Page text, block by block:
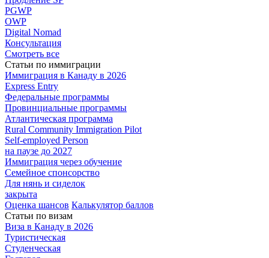
PGWP
OWP
Digital Nomad
Консультация
Смотреть все
Статьи по иммиграции
Иммиграция в Канаду в 2026
Express Entry
Федеральные программы
Провинциальные программы
Атлантическая программа
Rural Community Immigration Pilot
Self-employed Person
на паузе до 2027
Иммиграция через обучение
Семейное спонсорство
Для нянь и сиделок
закрыта
Оценка шансов Калькулятор баллов
Статьи по визам
Виза в Канаду в 2026
Туристическая
Студенческая